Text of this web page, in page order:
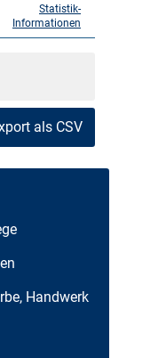
Statistik-
Informationen
als CSV
Handwerk